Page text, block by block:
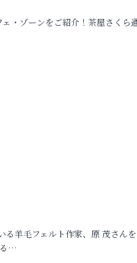
・ゾーンをご紹介！茶屋さくら
る羊毛フェルト作家、原 茂さん
る…